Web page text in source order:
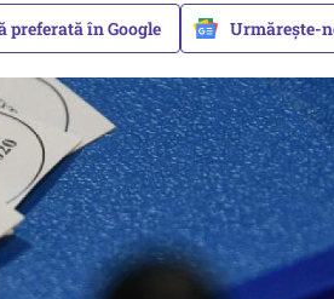
preferată în Google Urmărește-